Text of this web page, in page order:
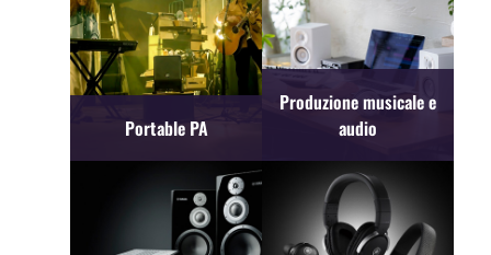
Portable PA
Produzione musicale e
audio